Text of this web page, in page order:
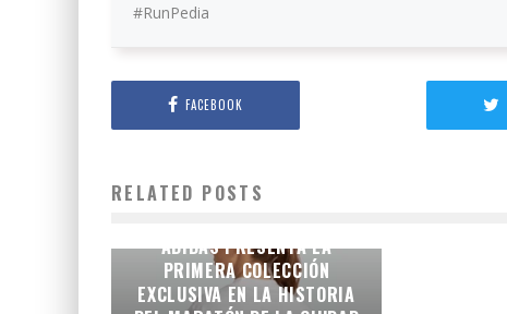
#RunPedia
FACEBOOK
RELATED POSTS
LA IDENTIDAD DE LA
ADIDAS PRESENTA LA
PRIMERA COLECCIÓN
EXCLUSIVA EN LA HISTORIA